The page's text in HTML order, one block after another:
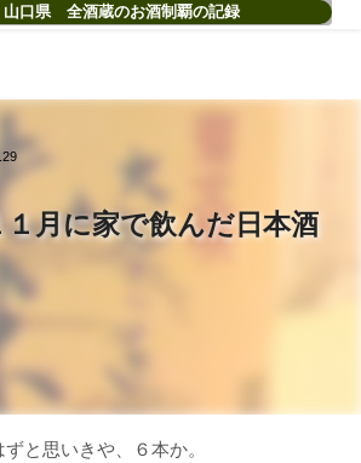
山口県 全酒蔵のお酒制覇の記録
１月に家で飲んだ日本酒
と思いきや、６本か。